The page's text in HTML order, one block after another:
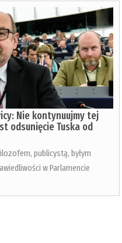
Nie kontynuujmy tej
odsunięcie Tuska od
filozofem, publicystą, byłym
w Parlamencie